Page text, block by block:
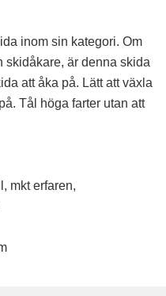
inom sin kategori. Om
skidåkare, är denna skida
att åka på. Lätt att växla
Tål höga farter utan att
mkt erfaren,